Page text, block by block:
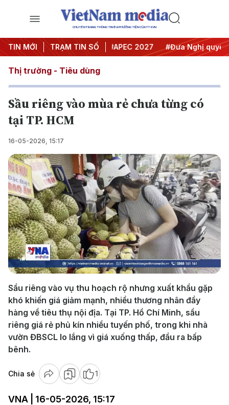
CHUYÊN TRANG THÔNG TIN ĐA PHƯƠNG TIỆN CỦA TTXVN
TIN MỚI TRẠM TIN SỐ
nghị Trung ương 3 #APEC 2027 #Đưa Nghị quyết
Thị trường - Tiêu dùng
Sầu riêng vào mùa rẻ chưa từng có
tại TP. HCM
16-05-2026, 15:17
Play
Video
Sầu riêng vào vụ thu hoạch rộ nhưng xuất khẩu gặp
khó khiến giá giảm mạnh, nhiều thương nhân đẩy
hàng về tiêu thụ nội địa. Tại TP. Hồ Chí Minh, sầu
riêng giá rẻ phủ kín nhiều tuyến phố, trong khi nhà
vườn ĐBSCL lo lắng vì giá xuống thấp, đầu ra bấp
bênh.
Chia sẻ 1
VNA | 16-05-2026, 15:17